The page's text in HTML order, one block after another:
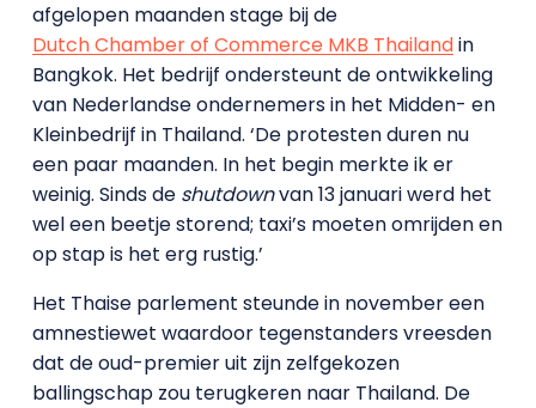
afgelopen maanden stage bij de
Dutch Chamber of Commerce MKB Thailandin
Bangkok. Het bedrijf ondersteunt de ontwikkeling
van Nederlandse ondernemers in het Midden- en
Kleinbedrijf in Thailand. ‘De protesten duren nu
een paar maanden. In het begin merkte ik er
weinig. Sinds de shutdownvan 13 januari werd het
wel een beetje storend; taxi’s moeten omrijden en
op stap is het erg rustig.’
Het Thaise parlement steunde in november een
amnestiewet waardoor tegenstanders vreesden
dat de oud-premier uit zijn zelfgekozen
ballingschap zou terugkeren naar Thailand. De